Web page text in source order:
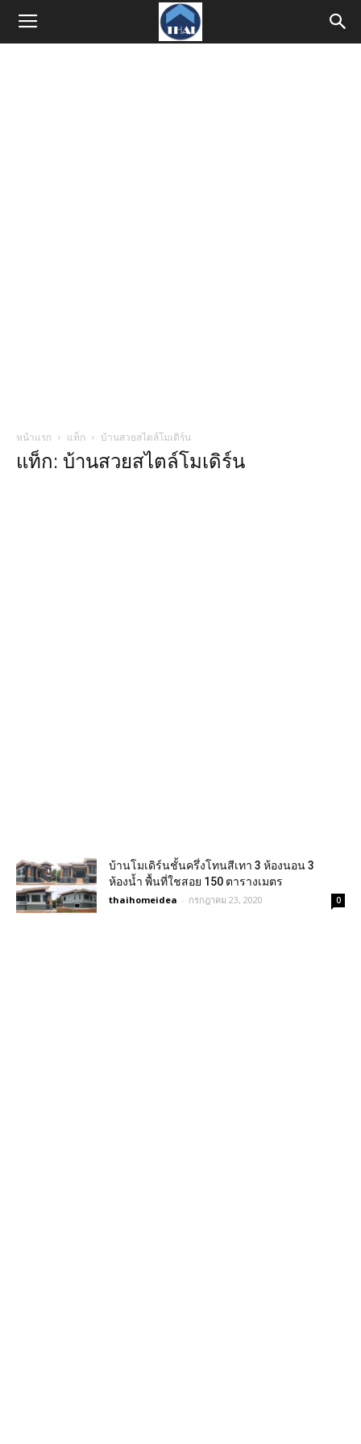
หน้าแรก แท็ก บ้านสวยสไตล์โมเดิร์น
แท็ก: บ้านสวยสไตล์โมเดิร์น
บ้านโมเดิร์นชั้นครึ่งโทนสีเทา 3 ห้องนอน 3
ห้องน้ำ พื้นที่ใชสอย 150 ตารางเมตร
thaihomeidea - กรกฎาคม 23, 2020 0